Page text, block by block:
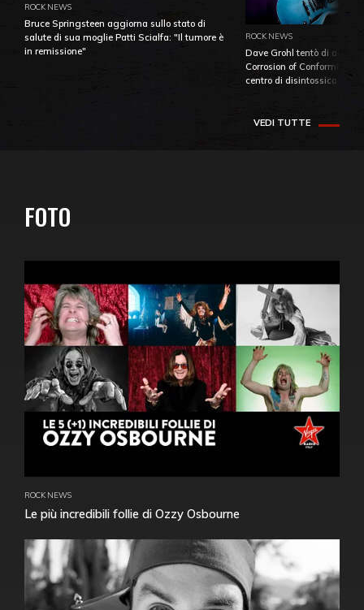
ROCK NEWS
Bruce Springsteen aggiorna sullo stato di
salute di sua moglie Patti Scialfa: "Il tumore è
in remissione"
ROCK NEWS
Dave Grohl tentò di
Corrosion of Conformity
centro di
VEDI TUTTE
FOTO
ROCK NEWS
Le più incredibili follie di Ozzy Osbourne